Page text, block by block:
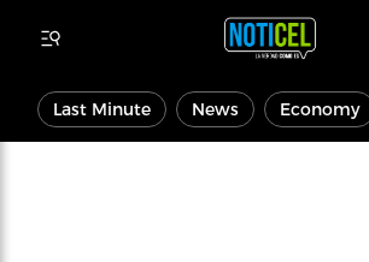
Last Minute News Economy